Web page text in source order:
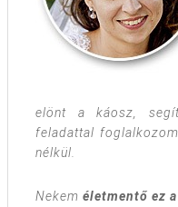
elönt a káosz,
feladattal
nélkül.
Nekeméletmentő ez